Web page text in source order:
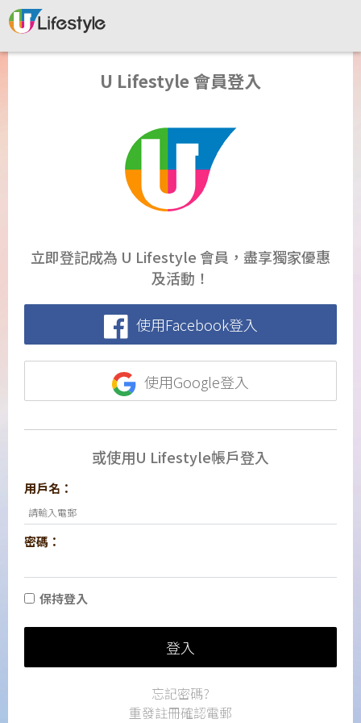
U Lifestyle 會員登入
立即登記成為 U Lifestyle 會員，盡享獨家優惠
及活動！
使用Facebook登入
使用Google登入
或使用U Lifestyle帳戶登入
用戶名：
密碼：
保持登入
登入
忘記密碼?
重發註冊確認電郵